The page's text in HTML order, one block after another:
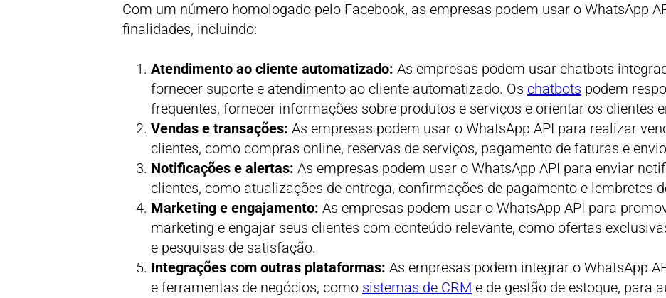
Com um número homologado pelo Facebook, as empresas podem usar o WhatsApp
finalidades, incluindo:
Atendimento ao cliente automatizado: As empresas podem usar chatbots
fornecer suporte e atendimento ao cliente automatizado. Os chatbots podem
frequentes, fornecer informações sobre produtos e serviços e orientar os clientes
Vendas e transações: As empresas podem usar o WhatsApp API para realizar
clientes, como compras online, reservas de serviços, pagamento de faturas e
Notificações e alertas: As empresas podem usar o WhatsApp API para enviar
clientes, como atualizações de entrega, confirmações de pagamento e lembretes
Marketing e engajamento: As empresas podem usar o WhatsApp API para
marketing e engajar seus clientes com conteúdo relevante, como ofertas
e pesquisas de satisfação.
Integrações com outras plataformas: As empresas podem integrar o WhatsApp
e ferramentas de negócios, como sistemas de CRM e de gestão de estoque, para